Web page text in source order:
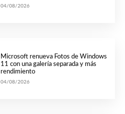
04/08/2026
Microsoft renueva Fotos de Windows
11 con una galería separada y más
rendimiento
04/08/2026